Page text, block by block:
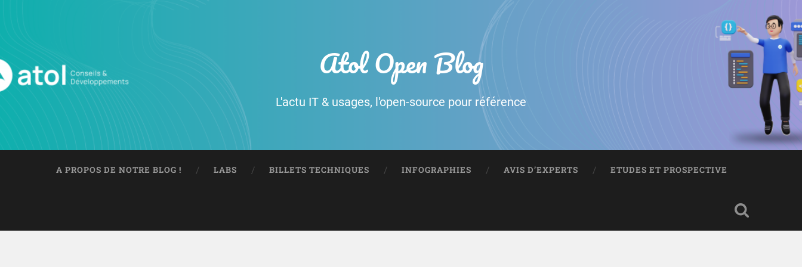
Atol Open Blog
L'actu IT & usages, l'open-source pour référence
A PROPOS DE NOTRE BLOG ! LABS BILLETS TECHNIQUES INFOGRAPHIES AVIS D’EXPERTS ETUDES ET PROSPECTIVE